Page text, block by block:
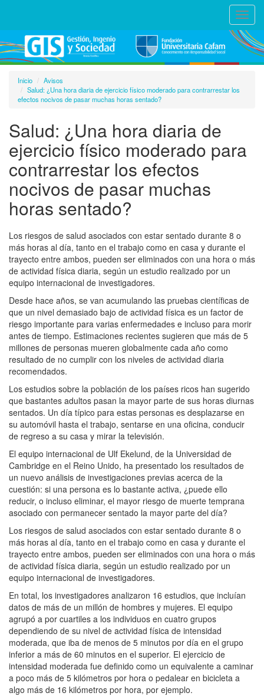
Inicio
Avisos
Salud: ¿Una hora diaria de ejercicio físico moderado para contrarrestar los
efectos nocivos de pasar muchas horas sentado?
Salud: ¿Una hora diaria de
ejercicio físico moderado para
contrarrestar los efectos
nocivos de pasar muchas
horas sentado?
Los riesgos de salud asociados con estar sentado durante 8 o
más horas al día, tanto en el trabajo como en casa y durante el
trayecto entre ambos, pueden ser eliminados con una hora o más
de actividad física diaria, según un estudio realizado por un
equipo internacional de investigadores.
Desde hace años, se van acumulando las pruebas científicas de
que un nivel demasiado bajo de actividad física es un factor de
riesgo importante para varias enfermedades e incluso para morir
antes de tiempo. Estimaciones recientes sugieren que más de 5
millones de personas mueren globalmente cada año como
resultado de no cumplir con los niveles de actividad diaria
recomendados.
Los estudios sobre la población de los países ricos han sugerido
que bastantes adultos pasan la mayor parte de sus horas diurnas
sentados. Un día típico para estas personas es desplazarse en
su automóvil hasta el trabajo, sentarse en una oficina, conducir
de regreso a su casa y mirar la televisión.
El equipo internacional de Ulf Ekelund, de la Universidad de
Cambridge en el Reino Unido, ha presentado los resultados de
un nuevo análisis de investigaciones previas acerca de la
cuestión: si una persona es lo bastante activa, ¿puede ello
reducir, o incluso eliminar, el mayor riesgo de muerte temprana
asociado con permanecer sentado la mayor parte del día?
Los riesgos de salud asociados con estar sentado durante 8 o
más horas al día, tanto en el trabajo como en casa y durante el
trayecto entre ambos, pueden ser eliminados con una hora o más
de actividad física diaria, según un estudio realizado por un
equipo internacional de investigadores.
En total, los investigadores analizaron 16 estudios, que incluían
datos de más de un millón de hombres y mujeres. El equipo
agrupó a por cuartiles a los individuos en cuatro grupos
dependiendo de su nivel de actividad física de intensidad
moderada, que iba de menos de 5 minutos por día en el grupo
inferior a más de 60 minutos en el superior. El ejercicio de
intensidad moderada fue definido como un equivalente a caminar
a poco más de 5 kilómetros por hora o pedalear en bicicleta a
algo más de 16 kilómetros por hora, por ejemplo.